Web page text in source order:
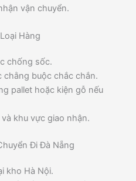
vận chuyển.
Hàng
chống sốc.
chằng buộc chắc chắn.
pallet hoặc kiện gỗ nếu
khu vực giao nhận.
Đi Đà Nẵng
kho Hà Nội.